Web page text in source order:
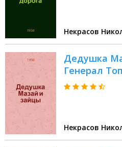
Некрасов
Дедушка
Генерал
Некрасов